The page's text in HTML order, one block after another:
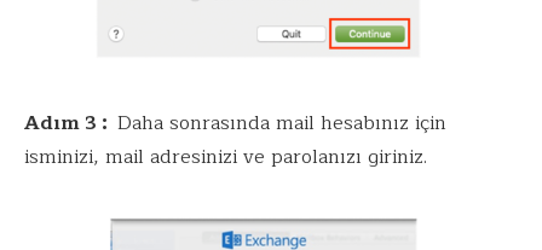
Adım 3 : Daha sonrasında mail hesabınız için
isminizi, mail adresinizi ve parolanızı giriniz.